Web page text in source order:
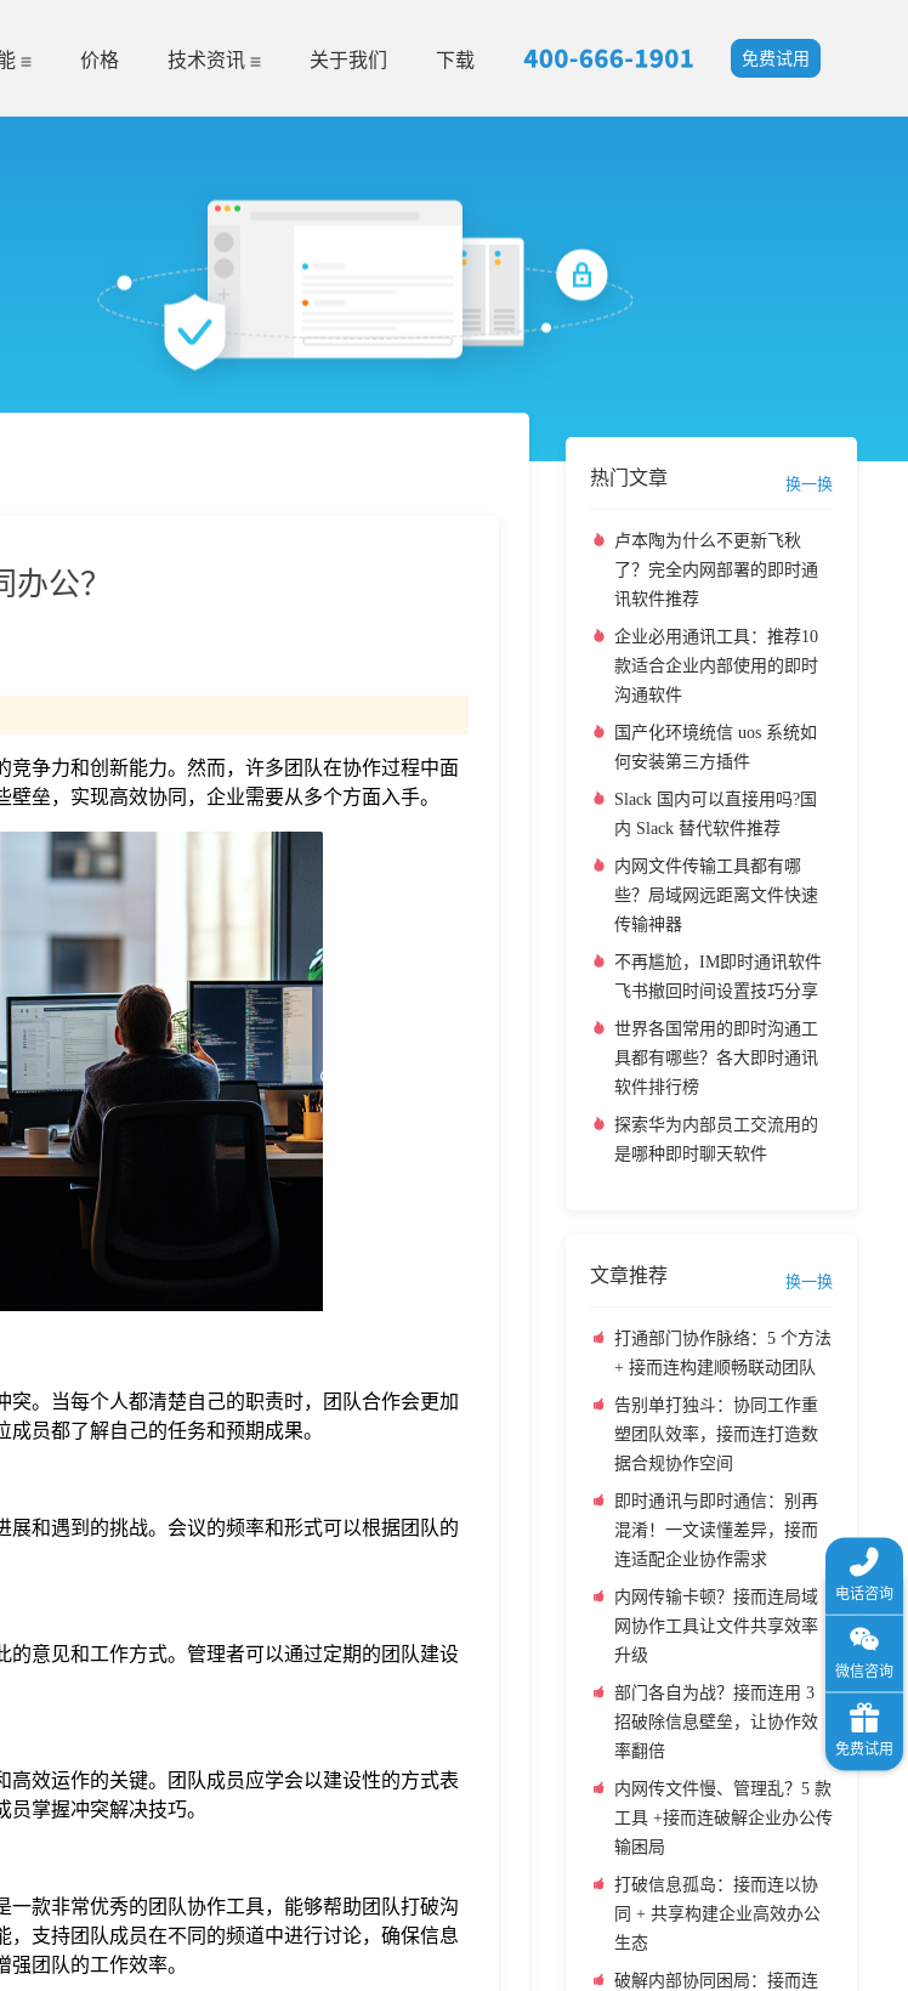
价格 技术资讯 关于我们 下载 免费试用
公？
争力和创新能力。然而，许多团队在协作过程中面
垒，实现高效协同，企业需要从多个方面入手。
。当每个人都清楚自己的职责时，团队合作会更加
员都了解自己的任务和预期成果。
和遇到的挑战。会议的频率和形式可以根据团队的
意见和工作方式。管理者可以通过定期的团队建设
效运作的关键。团队成员应学会以建设性的方式表
掌握冲突解决技巧。
款非常优秀的团队协作工具，能够帮助团队打破沟
支持团队成员在不同的频道中进行讨论，确保信息
团队的工作效率。
热门文章 换一换
卢本陶为什么不更新飞秋
了？完全内网部署的即时通
讯软件推荐
企业必用通讯工具：推荐10
款适合企业内部使用的即时
沟通软件
国产化环境统信 uos 系统如
何安装第三方插件
Slack 国内可以直接用吗?国
内 Slack 替代软件推荐
内网文件传输工具都有哪
些？局域网远距离文件快速
传输神器
不再尴尬，IM即时通讯软件
飞书撤回时间设置技巧分享
世界各国常用的即时沟通工
具都有哪些？各大即时通讯
软件排行榜
探索华为内部员工交流用的
是哪种即时聊天软件
文章推荐 换一换
打通部门协作脉络：5 个方法
+ 接而连构建顺畅联动团队
告别单打独斗：协同工作重
塑团队效率，接而连打造数
据合规协作空间
即时通讯与即时通信：别再
混淆！一文读懂差异，接而
连适配企业协作需求
内网传输卡顿？接而连局域
网协作工具让文件共享效率
升级
部门各自为战？接而连用 3
招破除信息壁垒，让协作效
率翻倍
内网传文件慢、管理乱？5 款
工具 +接而连破解企业办公传
输困局
打破信息孤岛：接而连以协
同 + 共享构建企业高效办公
生态
破解内部协同困局：接而连